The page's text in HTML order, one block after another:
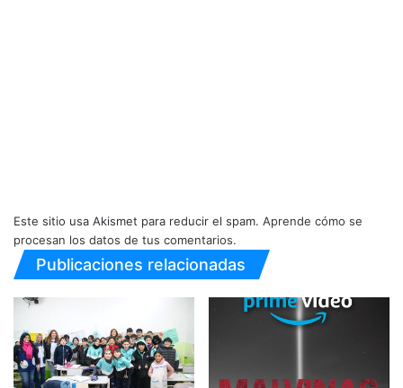
Este sitio usa Akismet para reducir el spam. Aprende cómo se
procesan los datos de tus comentarios.
Publicaciones relacionadas